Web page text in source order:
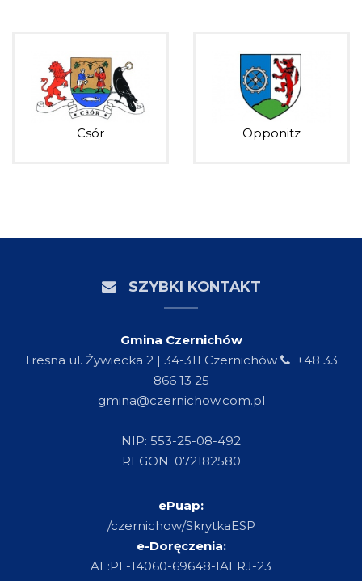
Csór Opponitz
SZYBKI KONTAKT
Gmina Czernichów
Tresna ul. Żywiecka 2 | 34-311 Czernichów
+48 33
866 13 25
gmina@czernichow.com.pl
NIP: 553-25-08-492
REGON: 072182580
ePuap:
/czernichow/SkrytkaESP
e-Doręczenia:
AE:PL-14060-69648-IAERJ-23